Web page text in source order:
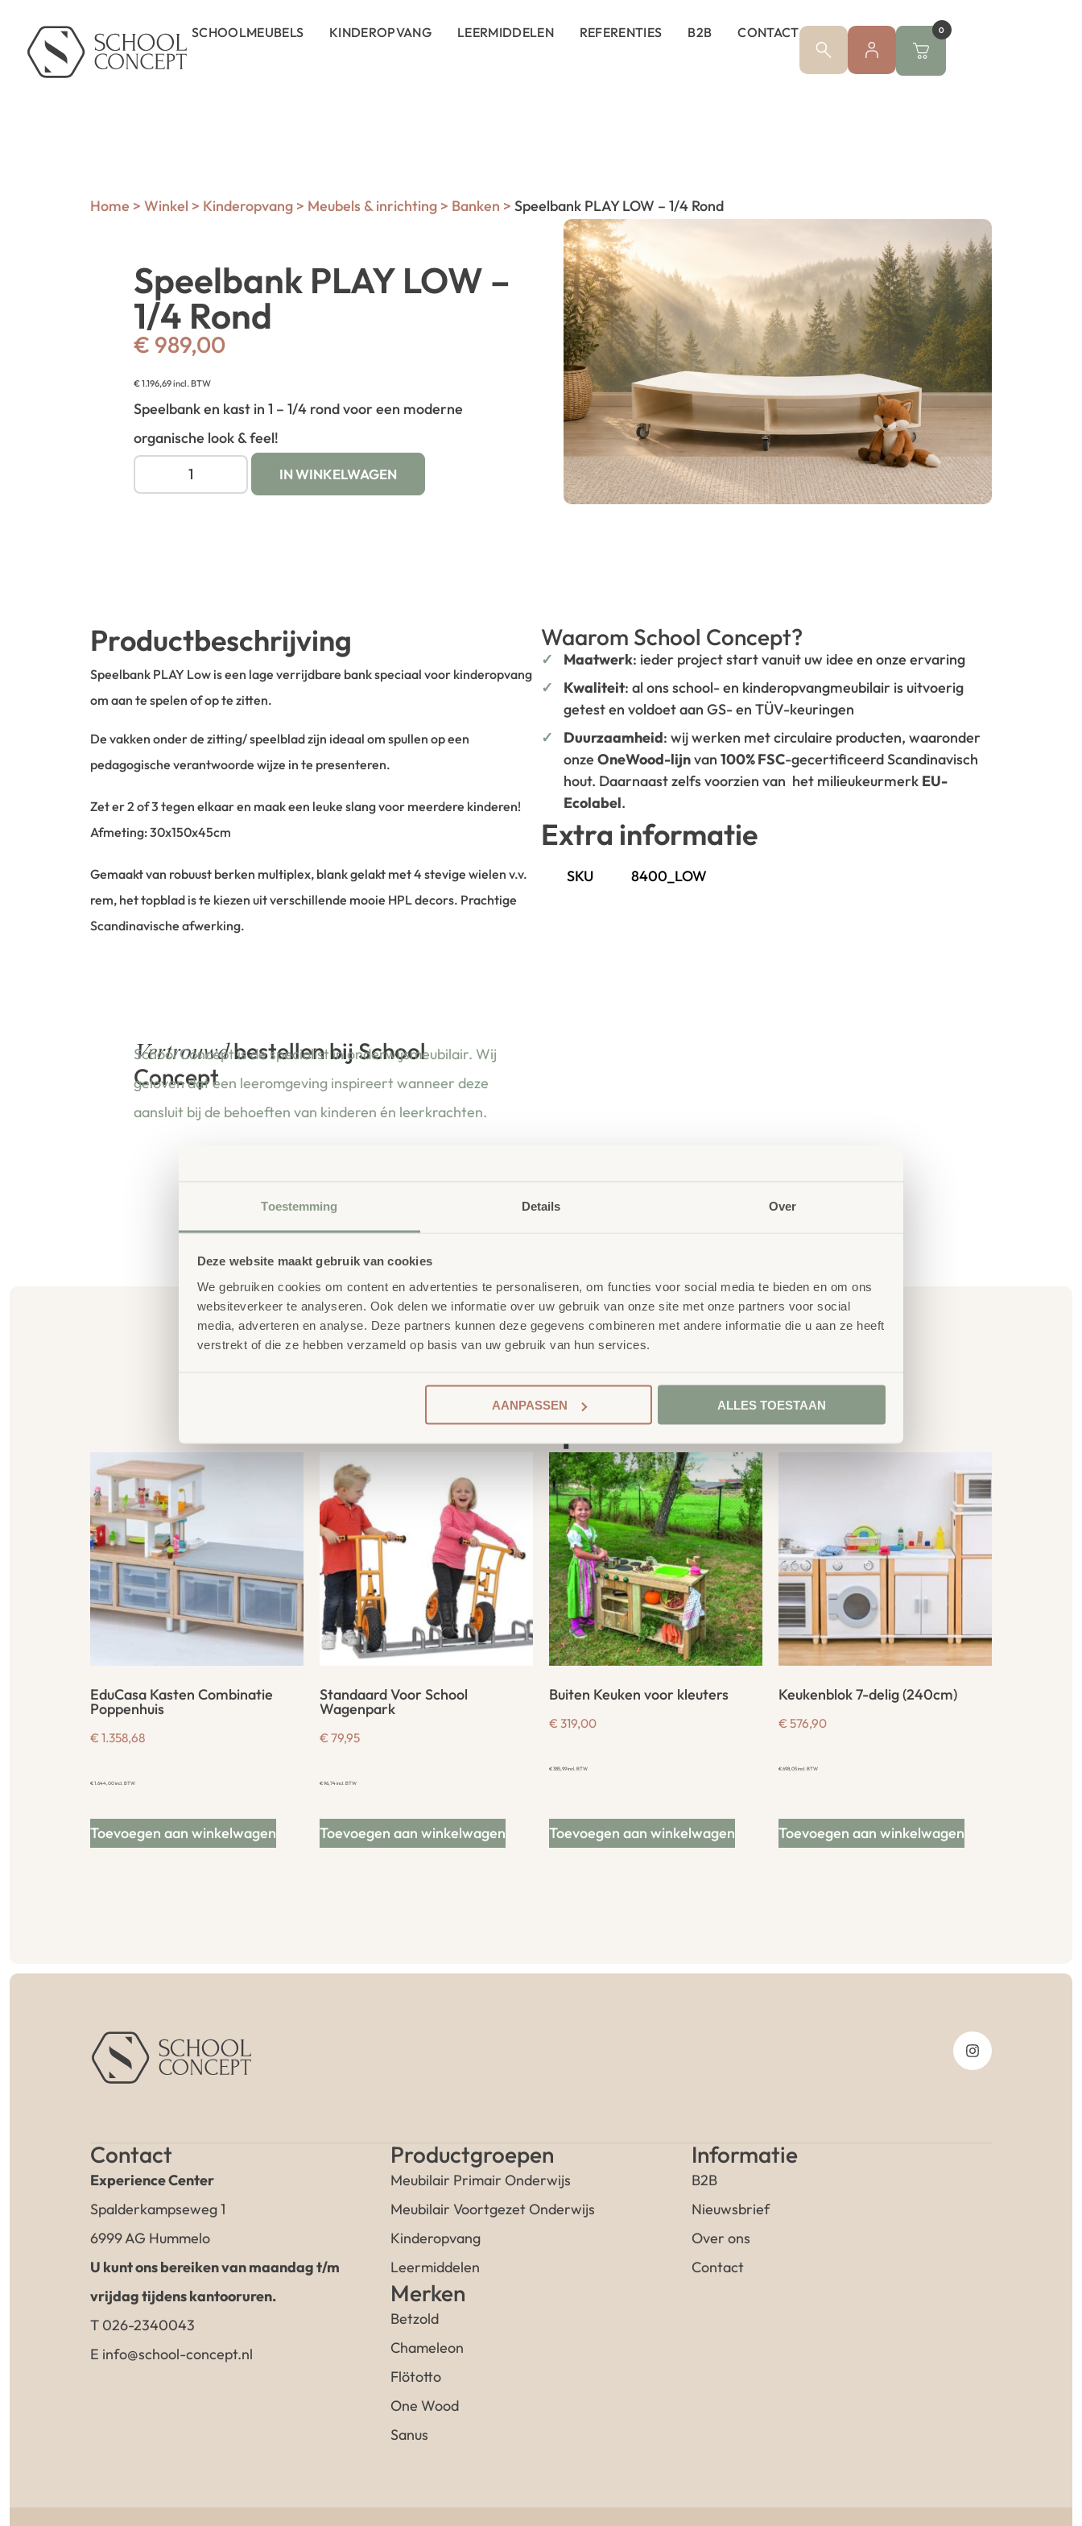
Toestemming Details Over
Deze website maakt gebruik van cookies
We gebruiken cookies om content en advertenties te personaliseren, om functies voor social media te bieden en om ons
websiteverkeer te analyseren. Ook delen we informatie over uw gebruik van onze site met onze partners voor social
media, adverteren en analyse. Deze partners kunnen deze gegevens combineren met andere informatie die u aan ze heeft
verstrekt of die ze hebben verzameld op basis van uw gebruik van hun services.
AANPASSEN ALLES TOESTAAN
SCHOOLMEUBELS KINDEROPVANG LEERMIDDELEN REFERENTIES B2B CONTACT 0
Home > Winkel > Kinderopvang > Meubels & inrichting > Banken > Speelbank PLAY LOW – 1/4 Rond
Speelbank PLAY LOW –
1/4 Rond
€ 989,00
€1.196,69incl. BTW
Speelbank en kast in 1 – 1/4 rond voor een moderne
organische look & feel!
IN WINKELWAGEN
Productbeschrijving
Speelbank PLAY Low is een lage verrijdbare bank speciaal voor kinderopvang
om aan te spelen of op te zitten.
De vakken onder de zitting/ speelblad zijn ideaal om spullen op een
pedagogische verantwoorde wijze in te presenteren.
Zet er 2 of 3 tegen elkaar en maak een leuke slang voor meerdere kinderen!
Afmeting: 30x150x45cm
Gemaakt van robuust berken multiplex, blank gelakt met 4 stevige wielen v.v.
rem, het topblad is te kiezen uit verschillende mooie HPL decors. Prachtige
Scandinavische afwerking.
Vertrouwdbestellen bij School
Concept
School Concept is de specialist in onderwijsmeubilair. Wij
geloven dat een leeromgeving inspireert wanneer deze
aansluit bij de behoeften van kinderen én leerkrachten.
Waarom School Concept?
Maatwerk: ieder project start vanuit uw idee en onze ervaring
Kwaliteit: al ons school- en kinderopvangmeubilair is uitvoerig
getest en voldoet aan GS- en TÜV-keuringen
Duurzaamheid: wij werken met circulaire producten, waaronder
onze OneWood-lijnvan 100% FSC-gecertificeerd Scandinavisch
hout. Daarnaast zelfs voorzien van het milieukeurmerk EU-
Ecolabel.
Extra informatie
SKU 8400_LOW
Gerelateerdeproducten
EduCasa Kasten Combinatie
Poppenhuis
€ 1.358,68
€1.644,00incl. BTW
Toevoegen aan winkelwagen
Standaard Voor School
Wagenpark
€ 79,95
€96,74incl. BTW
Toevoegen aan winkelwagen
Buiten Keuken voor kleuters
€ 319,00
€385,99incl. BTW
Toevoegen aan winkelwagen
Keukenblok 7-delig (240cm)
€ 576,90
€698,05incl. BTW
Toevoegen aan winkelwagen
Contact
Experience Center
Spalderkampseweg 1
6999 AG Hummelo
U kunt ons bereiken van maandag t/m
vrijdag tijdens kantooruren.
T 026-2340043
E info@school-concept.nl
Productgroepen
Meubilair Primair Onderwijs
Meubilair Voortgezet Onderwijs
Kinderopvang
Leermiddelen
Merken
Betzold
Chameleon
Flötotto
One Wood
Sanus
Informatie
B2B
Nieuwsbrief
Over ons
Contact